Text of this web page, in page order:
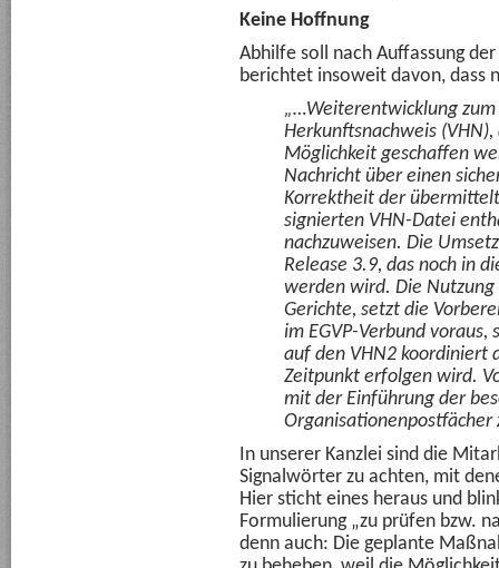
Keine Hoffnung
Abhilfe soll nach Auffassung
berichtet insoweit davon, dass
„…Weiterentwicklung
Herkunftsnachweis
Möglichkeit geschaffen
Nachricht über einen
Korrektheit der
signierten VHN-Datei
nachzuweisen. Die
Release 3.9, das noch in
werden wird. Die Nutzung
Gerichte, setzt die
im EGVP-Verbund
auf den VHN2 koordiniert
Zeitpunkt erfolgen wird.
mit der Einführung der
Organisationenpostfächer
In unserer Kanzlei sind die
Signalwörter zu achten, mit
Hier sticht eines heraus und
Formulierung „zu prüfen bzw.
denn auch: Die geplante